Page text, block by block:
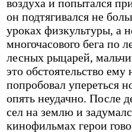
воздуха и попытался
он подтягивался не
уроках физкультуры, а
многочасового бега по
лесных рыцарей,
это обстоятельство
попробовал упереться
опять неудачно. После
сел на землю и
кинофильмах герои